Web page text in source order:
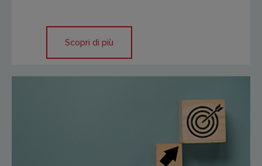
Scopri di più